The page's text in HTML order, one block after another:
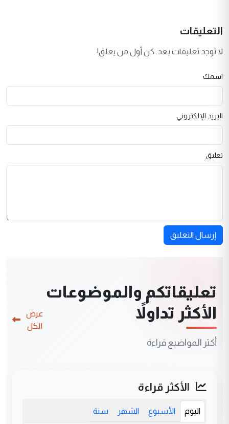
التعليقات
لا توجد تعليقات بعد. كن أول من يعلق!
اسمك
البريد الإلكتروني
تعليق
إرسال التعليق
تعليقاتكم والموضوعات
الأكثر تداولاً
أكثر المواضيع قراءة
عرض
الكل
الأكثر قراءة
اليوم الأسبوع الشهر سنة